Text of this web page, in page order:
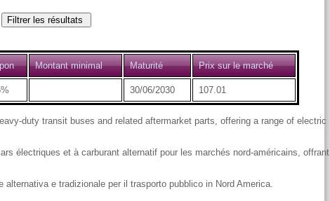
Montant minimal Maturité Prix sur le marché
30/06/2030 107.01
duty transit buses and related aftermarket parts, offering a range of electric
électriques et à carburant alternatif pour les marchés nord-américains, offrant
e tradizionale per il trasporto pubblico in Nord America.